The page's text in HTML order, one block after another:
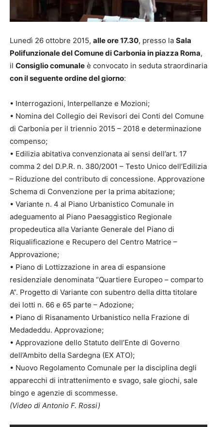
Lunedì 26 ottobre 2015, alle ore 17.30, presso la Sala
Polifunzionale del Comune di Carbonia in piazza Roma,
il Consiglio comunale è convocato in seduta straordinaria
con il seguente ordine del giorno:
• Interrogazioni, Interpellanze e Mozioni;
• Nomina del Collegio dei Revisori dei Conti del Comune
di Carbonia per il triennio 2015 – 2018 e determinazione
compenso;
• Edilizia abitativa convenzionata ai sensi dell’art. 17
comma 2 del D.P.R. n. 380/2001 – Testo Unico dell’Edilizia
– Riduzione del contributo di concessione. Approvazione
Schema di Convenzione per la prima abitazione;
• Variante n. 4 al Piano Urbanistico Comunale in
adeguamento al Piano Paesaggistico Regionale
propedeutica alla Variante Generale del Piano di
Riqualificazione e Recupero del Centro Matrice –
Approvazione;
• Piano di Lottizzazione in area di espansione
residenziale denominata “Quartiere Europeo – comparto
A”. Progetto di Variante con subentro della ditta titolare
dei lotti n. 66 e 65 parte – Adozione;
• Piano di Risanamento Urbanistico nella Frazione di
Medadeddu. Approvazione;
• Approvazione dello Statuto dell’Ente di Governo
dell’Ambito della Sardegna (EX ATO);
• Nuovo Regolamento Comunale per la disciplina degli
apparecchi di intrattenimento e svago, sale giochi, sale
bingo e agenzie di scommesse.
(Video di Antonio F. Rossi)